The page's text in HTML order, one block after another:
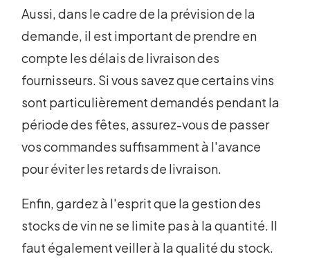
Aussi, dans le cadre de la prévision de la
demande, il est important de prendre en
compte les délais de livraison des
fournisseurs. Si vous savez que certains vins
sont particulièrement demandés pendant la
période des fêtes, assurez-vous de passer
vos commandes suffisamment à l'avance
pour éviter les retards de livraison.
Enfin, gardez à l'esprit que la gestion des
stocks de vin ne se limite pas à la quantité. Il
faut également veiller à la qualité du stock.